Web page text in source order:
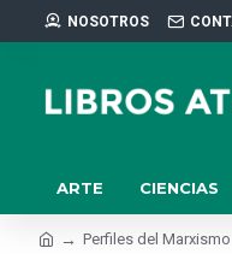
NOSOTROS
ARTE CIENCIAS
Perfiles del Marxismo